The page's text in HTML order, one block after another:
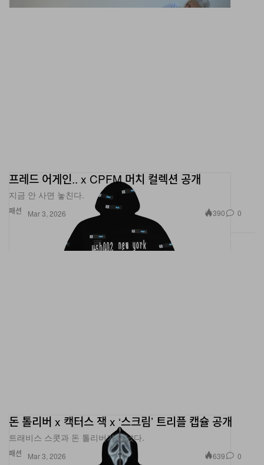
패션
프레드 어게인.. x CPFM 머치 컬렉션 공개
지금 안 사면 놓친다.
Mar 3, 2026 390 0
패션
돈 톨리버 x 캑터스 잭 x ‘스크림’ 트리플 캡슐 공개
트래비스 스콧과 돈 톨리버가 만났다.
Mar 3, 2026 639 0